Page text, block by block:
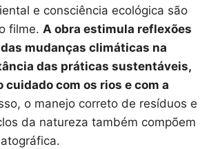
e consciência ecológica são
filme. A obra estimula reflexões
mudanças climáticas na
das práticas sustentáveis,
cuidado com os rios e com a
o manejo correto de resíduos e
da natureza também compõem